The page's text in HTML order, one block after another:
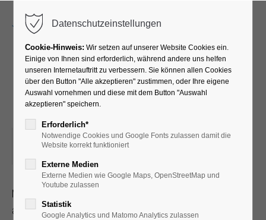
Mitreißende Musik von "A
bis Z" mit Dieter Hunecke
15.07.2026, 15:00
Mitreißende Musik: Fox, Boogie, Schlager, 80er bis zu
aktuellen Chart-Hits, präsentiert durch Dieter Hunecke.
Datenschutzeinstellungen
Cookie-Hinweis: Wir setzen auf unserer Website Cookies ein.
Einige von Ihnen sind erforderlich, während andere uns helfen
unseren Internetauftritt zu verbessern. Sie können allen Cookies
über den Button "Alle akzeptieren" zustimmen, oder Ihre eigene
Auswahl vornehmen und diese mit dem Button "Auswahl
akzeptieren" speichern.
Erforderlich*
Notwendige Cookies und Google Fonts zulassen damit die
Website korrekt funktioniert
Externe Medien
Externe Medien wie Google Maps, OpenStreetMap und
Youtube zulassen
Statistik
Google Analytics und Matomo Analytics zulassen